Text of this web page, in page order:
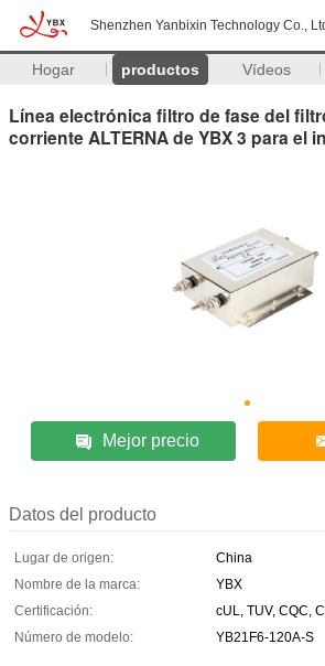
Shenzhen Yanbixin Technology Co.,
Hogar productos Vídeos
Línea electrónica filtro de fase del
corriente ALTERNA de YBX 3 para el
Mejor precio
Datos del producto
Lugar de origen:
China
Nombre de la marca:
YBX
Certificación:
cUL, TUV, CQC,
Número de modelo:
YB21F6-120A-S